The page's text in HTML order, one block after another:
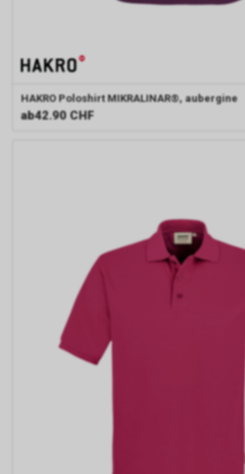
HAKRO Poloshirt MIKRALINAR®, aubergine
ab42.90 CHF